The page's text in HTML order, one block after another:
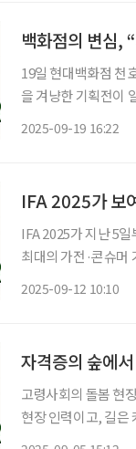
백화점의 변심,
19일 현대백화점 천
을 겨냥한 기획전이
2025-09-19 16:22
IFA 2025가 보
IFA 2025가 지난 5
최대의 가전·콘슈
2025-09-12 10:10
자격증의 숲에
고령사회의 돌봄 현
현장 인력이고, 길은